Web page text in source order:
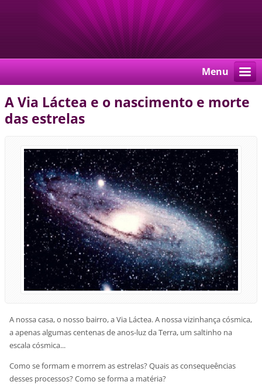
Menu
A Via Láctea e o nascimento e morte
das estrelas
A nossa casa, o nosso bairro, a Via Láctea. A nossa vizinhança cósmica,
a apenas algumas centenas de anos-luz da Terra, um saltinho na
escala cósmica...
Como se formam e morrem as estrelas? Quais as consequeências
desses processos? Como se forma a matéria?